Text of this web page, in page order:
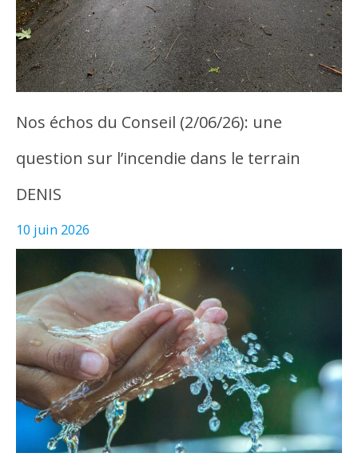
Nos échos du Conseil (2/06/26): une
question sur l’incendie dans le terrain
DENIS
10 juin 2026